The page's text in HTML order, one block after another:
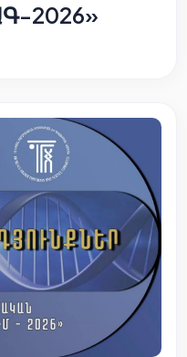
2026»